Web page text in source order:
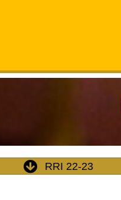
RRI 22-23